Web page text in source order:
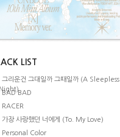
LIST
리운건 그대일까 그때일까 (A Sleepless
Night)
BAD BAD
장 사랑했던 너에게 (To. My Love)
Personal Color